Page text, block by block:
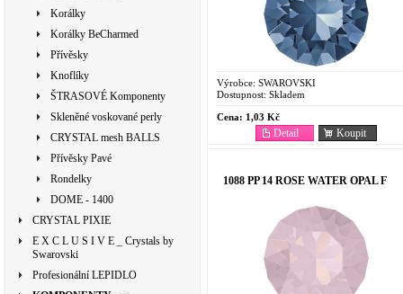
Korálky
Korálky BeCharmed
Přívěsky
Knoflíky
ŠTRASOVÉ Komponenty
Skleněné voskované perly
CRYSTAL mesh BALLS
Přívěsky Pavé
Rondelky
DOME - 1400
CRYSTAL PIXIE
E X C L U S I V E _ Crystals by
Swarovski
Profesionální LEPIDLO
Výrobce: SWAROVSKI
Dostupnost: Skladem
Cena: 1,03 Kč
Koupit
Detail
1088 PP 14 ROSE WATER OPAL F